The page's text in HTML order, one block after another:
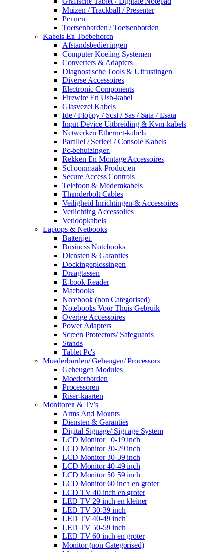
Muizen / Trackball / Presenter
Pennen
Toetsenborden / Toetsenborden
Kabels En Toebehoren
Afstandsbedieningen
Computer Koeling Systemen
Converters & Adapters
Diagnostische Tools & Uitrustingen
Diverse Accessoires
Electronic Components
Firewire En Usb-kabel
Glasvezel Kabels
Ide / Floppy / Scsi / Sas / Sata / Esata
Input Device Uitbreiding & Kvm-kabels
Netwerken Ethernet-kabels
Parallel / Serieel / Console Kabels
Pc-behuizingen
Rekken En Montage Accessoires
Schoonmaak Producten
Secure Access Controls
Telefoon & Modemkabels
Thunderbolt Cables
Veiligheid Inrichtingen & Accessoires
Verlichting Accessoires
Verloopkabels
Laptops & Netbooks
Batterijen
Business Notebooks
Diensten & Garanties
Dockingoplossingen
Draagtassen
E-book Reader
Macbooks
Notebook (non Categorised)
Notebooks Voor Thuis Gebruik
Overige Accessoires
Power Adapters
Screen Protectors/ Safeguards
Stands
Tablet Pc's
Moederborden/ Geheugen/ Processors
Geheugen Modules
Moederborden
Processoren
Riser-kaarten
Monitoren & Tv’s
Arms And Mounts
Diensten & Garanties
Digital Signage/ Signage System
LCD Monitor 10-19 inch
LCD Monitor 20-29 inch
LCD Monitor 30-39 inch
LCD Monitor 40-49 inch
LCD Monitor 50-59 inch
LCD Monitor 60 inch en groter
LCD TV 40 inch en groter
LED TV 29 inch en kleiner
LED TV 30-39 inch
LED TV 40-49 inch
LED TV 50-59 inch
LED TV 60 inch en groter
Monitor (non Categorised)